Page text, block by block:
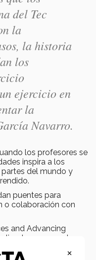
del Tec
la
la historia
los
ejercicio en
la
Navarro.
los profesores se
inspira a los
del mundo y
puentes para
o colaboración con
and Advancing
en cerca de
×